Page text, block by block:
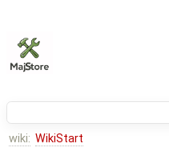
wiki: WikiStart